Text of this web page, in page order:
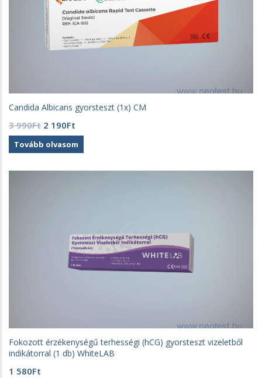
Candida Albicans gyorsteszt (1x) CM
3 990Ft Original
price
was:
990Ft.
2 190Ft
price
is:
190Ft.
Tovább olvasom
Fokozott érzékenységű terhességi (hCG) gyorsteszt vizeletből
indikátorral (1 db) WhiteLAB
1 580Ft